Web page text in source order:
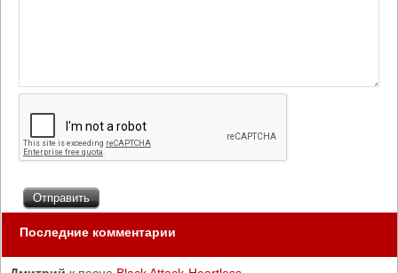
Последние комментарии